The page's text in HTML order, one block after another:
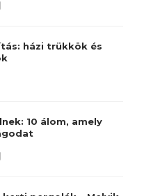
házi trükkök és
10 álom, amely